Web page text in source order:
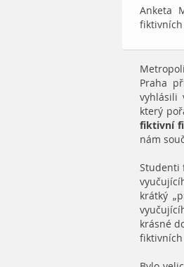
Anketa
fiktivních
Praha
vyhlásili
který
fiktivní
nám
Studenti
krátký
krásné